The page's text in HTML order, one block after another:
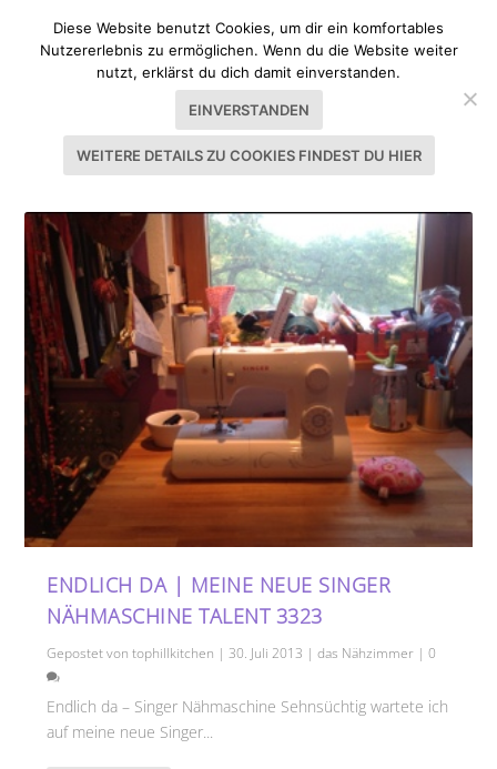
SCHLAGWORT:SINGER
ENDLICH DA | MEINE NEUE SINGER
NÄHMASCHINE TALENT 3323
Gepostet vontophillkitchen |30. Juli 2013 |das Nähzimmer |0
Endlich da – Singer Nähmaschine Sehnsüchtig wartete ich
auf meine neue Singer...
Diese Website benutzt Cookies, um dir ein komfortables
Nutzererlebnis zu ermöglichen. Wenn du die Website weiter
nutzt, erklärst du dich damit einverstanden.
EINVERSTANDEN
WEITERE DETAILS ZU COOKIES FINDEST DU HIER